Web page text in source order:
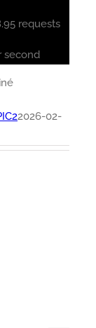
requests
second
2026-02-